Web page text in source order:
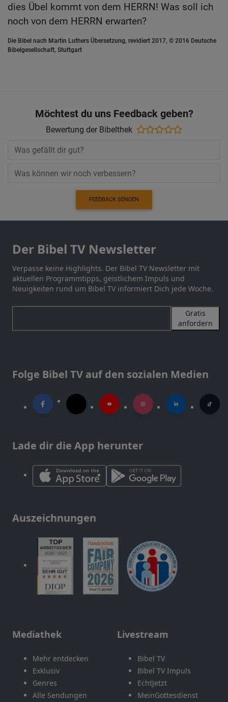
dies Übel kommt von dem HERRN! Was soll ich
noch von dem HERRN erwarten?
Die Bibel nach Martin Luthers Übersetzung, revidiert 2017, © 2016 Deutsche
Bibelgesellschaft, Stuttgart
Möchtest du uns Feedback geben?
Bewertung der Bibelthek
FEEDBACK SENDEN
Der Bibel TV Newsletter
Verpasse keine Highlights. Der Bibel TV Newsletter mit
aktuellen Programmtipps, geistlichem Impuls und
Neuigkeiten rund um Bibel TV informiert Dich jede Woche.
Gratis
anfordern
Folge Bibel TV auf den sozialen Medien
Lade dir die App herunter
Auszeichnungen
Mediathek
Mehr entdecken
Exklusiv
Genres
Alle Sendungen
Livestream
Bibel TV
Bibel TV Impuls
EchtJetzt
MeinGottesdienst